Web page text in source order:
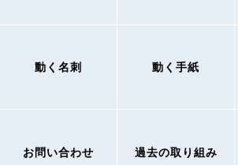
動く名刺 動く手紙
お問い合わせ 過去の取り組み